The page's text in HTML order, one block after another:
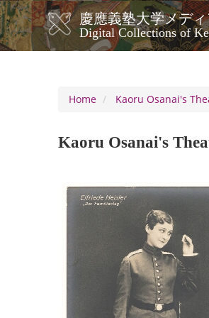
Skip
to
main
content
慶應義塾大学メデ
Digital Collections of
メ
イ
ビ
シ
ン
Home
Kaoru Osanai's
Kaoru Osanai's